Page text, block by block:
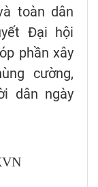
toàn dân
Đại hội
phần xây
cường,
dân ngày